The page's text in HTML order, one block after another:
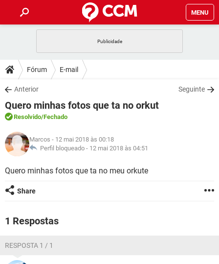
MENU
CELULAR
OUTLOOK
INSTAGRAM GMAIL
GUIA DE COMPRAS
DICAS
JOGOS
OUTLOOK
INSTAGRAM
GUIA DE COMPRAS
DOWNLOADS
JOGOS WHATSAPP
CELULAR
OUTLOOK
INSTAGRAM
GUIA DE COMPRAS
FÓRUM
JOGOS
CELULAR FACEBOOK
GLOSSÁRIO
JOGOS
CELULAR FACEBOOK
OUTLOOK
GUIA DE COMPRAS
Fórum E-mail
Anterior Seguinte
Quero minhas fotos que ta no orkut
Resolvido/Fechado
Marcos - 12 mai 2018 às 00:18
Perfil bloqueado - 12 mai 2018 às 04:51
Quero minhas fotos que ta no meu orkute
Share
1 Respostas
RESPOSTA 1 / 1